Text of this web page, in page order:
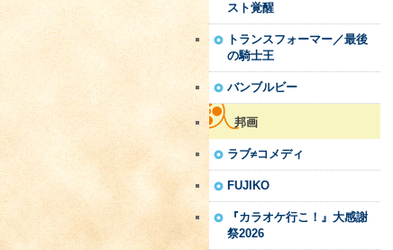
スト覚醒
トランスフォーマー／最後
の騎士王
バンブルビー
邦画
ラブ≠コメディ
FUJIKO
『カラオケ行こ！』大感謝
祭2026